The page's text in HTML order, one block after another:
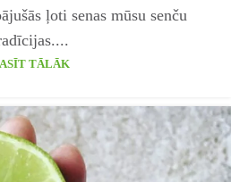
ļoti senas mūsu senču
TĀLĀK